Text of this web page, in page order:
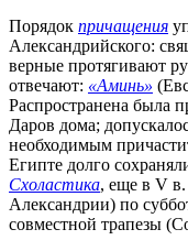
Порядок причащения
Александрийского:
верные протягивают
отвечают: «Аминь»
Распространена была
Даров дома;
необходимым
Египте долго
Схоластика, еще в V
Александрии) по
совместной трапезы